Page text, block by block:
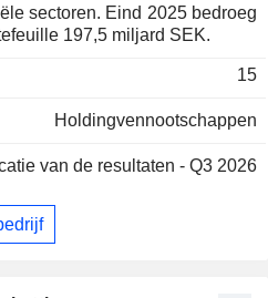
2025 bedroeg
197,5 miljard SEK.
15
Holdingvennootschappen
van de resultaten - Q3 2026